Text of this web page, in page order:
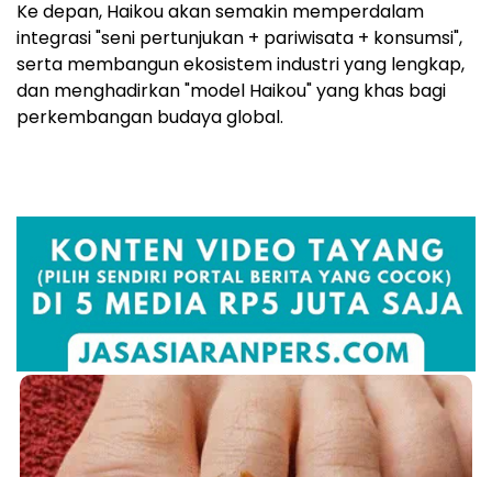
Ke depan, Haikou akan semakin memperdalam
integrasi "seni pertunjukan + pariwisata + konsumsi",
serta membangun ekosistem industri yang lengkap,
dan menghadirkan "model Haikou" yang khas bagi
perkembangan budaya global.